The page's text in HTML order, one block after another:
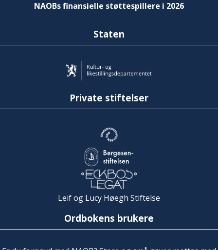
NAOBs finansielle støttespillere i 2026
Staten
Private stiftelser
Leif og Lucy Høegh Stiftelse
Ordbokens brukere